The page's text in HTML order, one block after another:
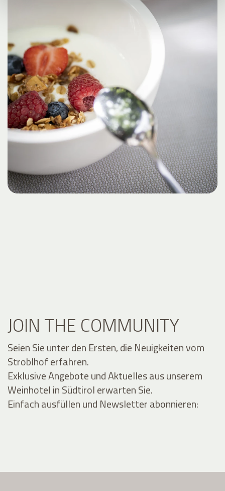
JOIN THE COMMUNITY
Seien Sie unter den Ersten, die Neuigkeiten vom
Stroblhof erfahren.
Exklusive Angebote und Aktuelles aus unserem
Weinhotel in Südtirol erwarten Sie.
Einfach ausfüllen und Newsletter abonnieren: